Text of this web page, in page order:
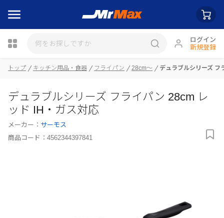
ログイン
新規登録
トップ キッチン用品・食器 フライパン 28cm～ デュラブルシリーズ
デュラブルシリーズ フライパン 28cm レ
ッド IH・ガス対応
メーカー： サーモス
商品コード： 4562344397841